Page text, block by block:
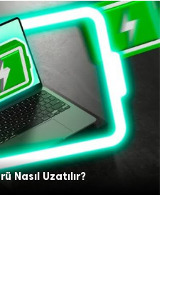
Nasıl Uzatılır?